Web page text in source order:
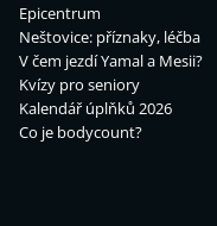
Epicentrum
Neštovice: příznaky, léčba
V čem jezdí Yamal a Mesii?
Kvízy pro seniory
Kalendář úplňků 2026
Co je bodycount?